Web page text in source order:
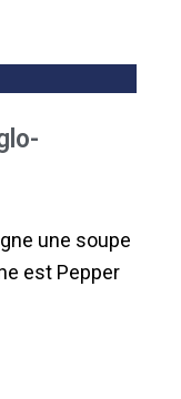
une soupe
est Pepper